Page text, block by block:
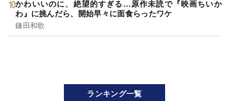
かわいいのに、絶望的すぎる…原作未読で『映画ちいか
わ』に挑んだら、開始早々に面食らったワケ
鎌田和歌
ランキング一覧